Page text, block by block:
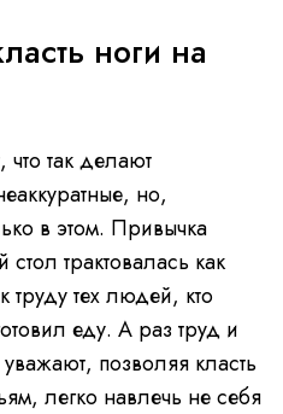
ноги на
так делают
но,
в этом. Привычка
трактовалась как
труду тех людей, кто
еду. А раз труд и
позволяя класть
легко навлечь не себя